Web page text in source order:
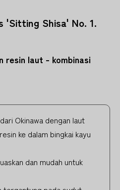
'Sitting Shisa' No. 1.
resin laut - kombinasi
Okinawa dengan laut
ke dalam bingkai kayu
dan mudah untuk